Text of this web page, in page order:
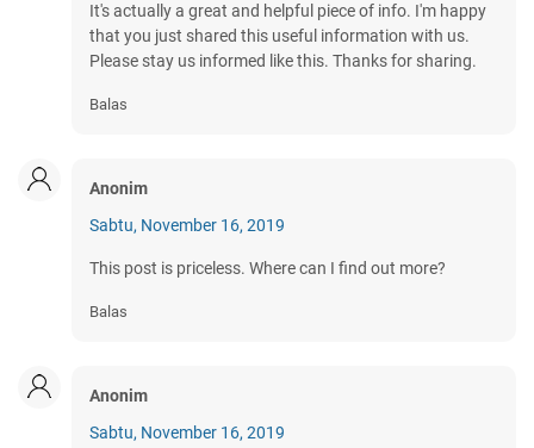
It's actually a great and helpful piece of info. I'm happy
that you just shared this useful information with us.
Please stay us informed like this. Thanks for sharing.
Balas
Anonim
Sabtu, November 16, 2019
This post is priceless. Where can I find out more?
Balas
Anonim
Sabtu, November 16, 2019